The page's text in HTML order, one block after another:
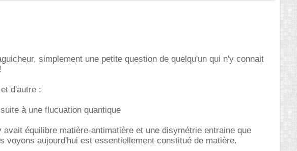
simplement une petite question de quelqu'un qui n'y connait
d'autre :
à une flucuation quantique
équilibre matière-antimatière et une disymétrie entraine que
voyons aujourd'hui est essentiellement constitué de matière.